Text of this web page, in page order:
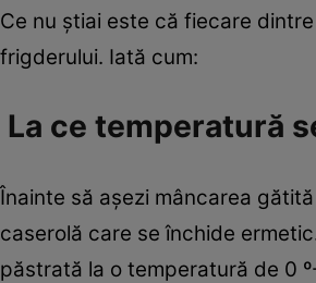
Ce nu ştiai este că fiecare
frigderului. Iată cum:
La ce temperatură
Înainte să aşezi mâncarea
caserolă care se închide
păstrată la o temperatură de 0